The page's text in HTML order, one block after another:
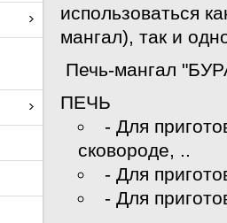
использоваться
мангал), так и
Печь-мангал
ПЕЧЬ
- Для
сковороде, ..
- Для
- Для